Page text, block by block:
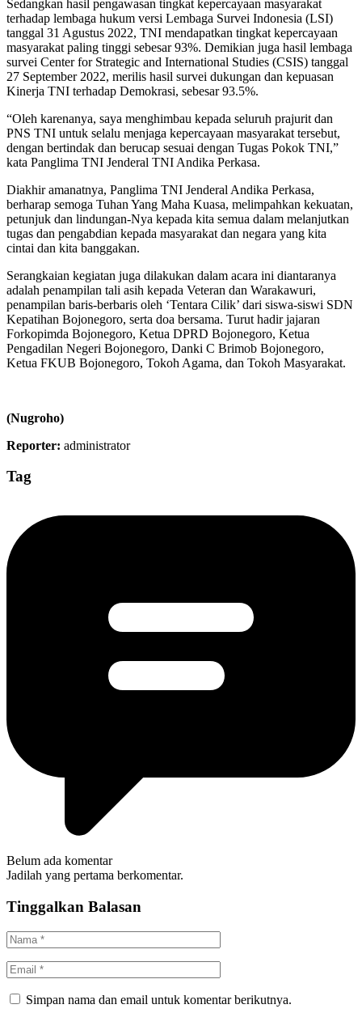
Sedangkan hasil pengawasan tingkat kepercayaan masyarakat
terhadap lembaga hukum versi Lembaga Survei Indonesia (LSI)
tanggal 31 Agustus 2022, TNI mendapatkan tingkat kepercayaan
masyarakat paling tinggi sebesar 93%. Demikian juga hasil lembaga
survei Center for Strategic and International Studies (CSIS) tanggal
27 September 2022, merilis hasil survei dukungan dan kepuasan
Kinerja TNI terhadap Demokrasi, sebesar 93.5%.
“Oleh karenanya, saya menghimbau kepada seluruh prajurit dan
PNS TNI untuk selalu menjaga kepercayaan masyarakat tersebut,
dengan bertindak dan berucap sesuai dengan Tugas Pokok TNI,”
kata Panglima TNI Jenderal TNI Andika Perkasa.
Diakhir amanatnya, Panglima TNI Jenderal Andika Perkasa,
berharap semoga Tuhan Yang Maha Kuasa, melimpahkan kekuatan,
petunjuk dan lindungan-Nya kepada kita semua dalam melanjutkan
tugas dan pengabdian kepada masyarakat dan negara yang kita
cintai dan kita banggakan.
Serangkaian kegiatan juga dilakukan dalam acara ini diantaranya
adalah penampilan tali asih kepada Veteran dan Warakawuri,
penampilan baris-berbaris oleh ‘Tentara Cilik’ dari siswa-siswi SDN
Kepatihan Bojonegoro, serta doa bersama. Turut hadir jajaran
Forkopimda Bojonegoro, Ketua DPRD Bojonegoro, Ketua
Pengadilan Negeri Bojonegoro, Danki C Brimob Bojonegoro,
Ketua FKUB Bojonegoro, Tokoh Agama, dan Tokoh Masyarakat.
(Nugroho)
Reporter: administrator
Tag
Belum ada komentar
Jadilah yang pertama berkomentar.
Tinggalkan Balasan
Simpan nama dan email untuk komentar berikutnya.